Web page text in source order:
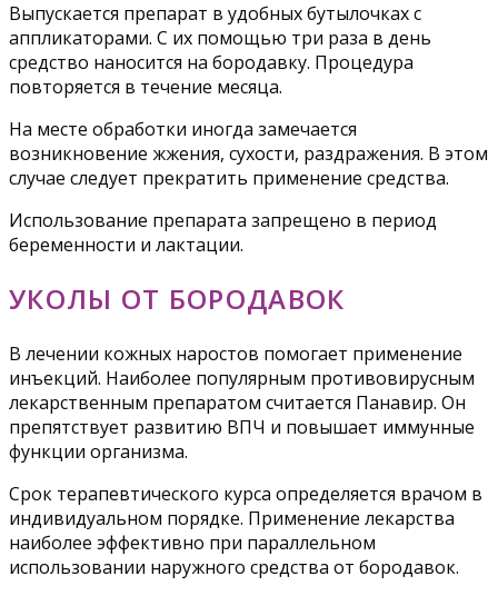
Выпускается препарат в удобных бутылочках с
аппликаторами. С их помощью три раза в день
средство наносится на бородавку. Процедура
повторяется в течение месяца.
На месте обработки иногда замечается
возникновение жжения, сухости, раздражения. В этом
случае следует прекратить применение средства.
Использование препарата запрещено в период
беременности и лактации.
УКОЛЫ ОТ БОРОДАВОК
В лечении кожных наростов помогает применение
инъекций. Наиболее популярным противовирусным
лекарственным препаратом считается Панавир. Он
препятствует развитию ВПЧ и повышает иммунные
функции организма.
Срок терапевтического курса определяется врачом в
индивидуальном порядке. Применение лекарства
наиболее эффективно при параллельном
использовании наружного средства от бородавок.